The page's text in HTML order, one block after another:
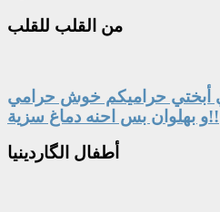
من القلب للقلب
أبختي حراميكم خوش حرامي
و بهلوان بس احنه دماغ سزية!!
أطفال الگاردينيا